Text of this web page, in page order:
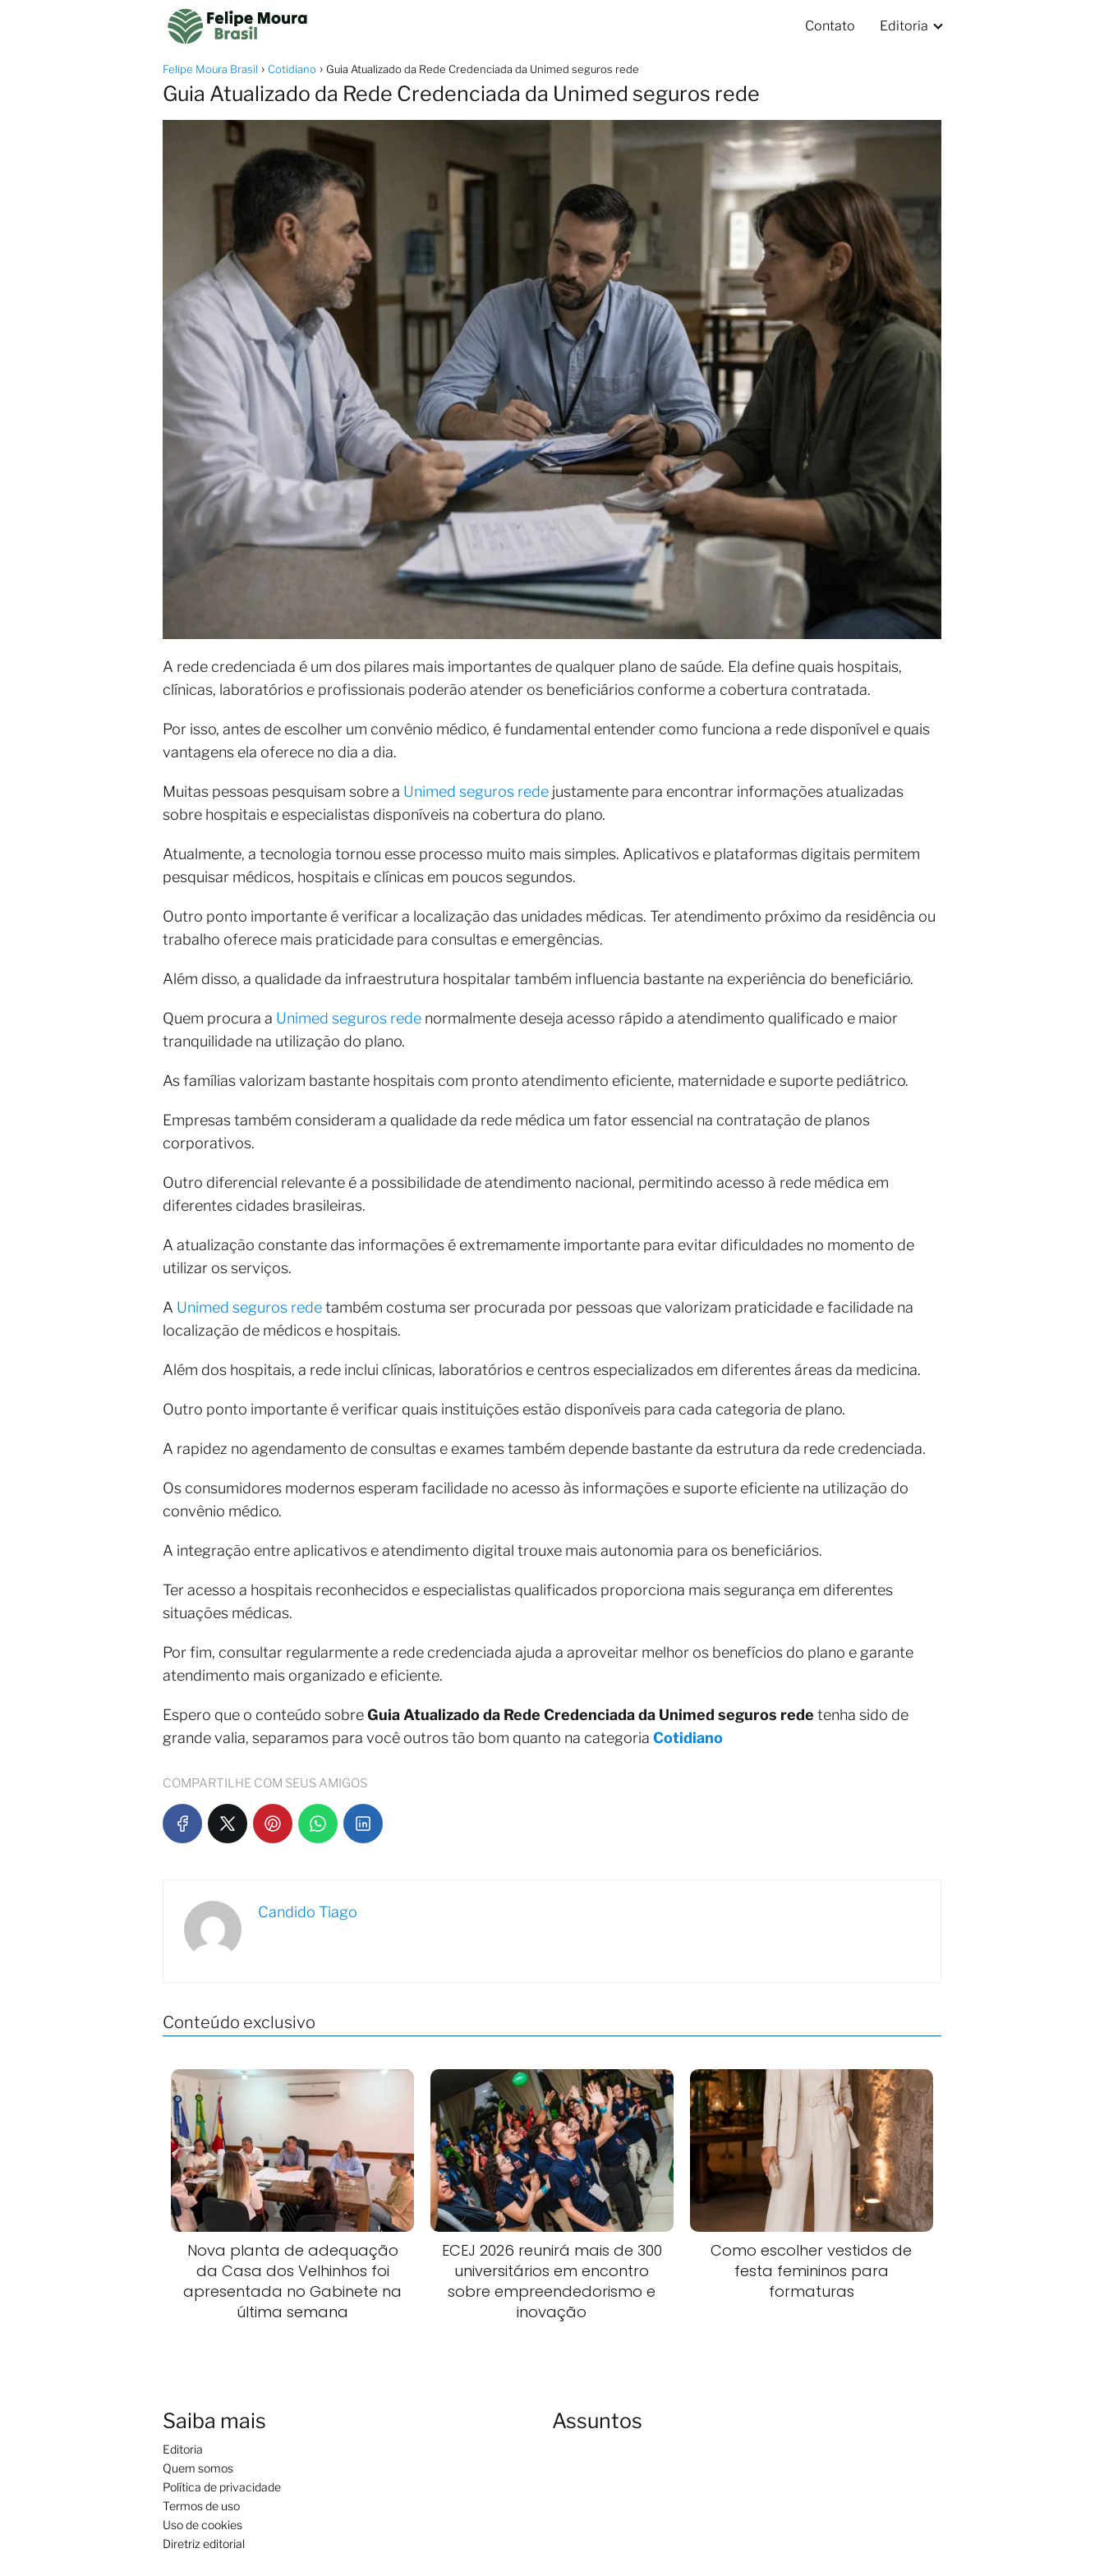
Contato Editoria
Felipe Moura Brasil Cotidiano Guia Atualizado da Rede Credenciada da Unimed seguros rede
Guia Atualizado da Rede Credenciada da Unimed seguros rede
A rede credenciada é um dos pilares mais importantes de qualquer plano de saúde. Ela define quais hospitais,
clínicas, laboratórios e profissionais poderão atender os beneficiários conforme a cobertura contratada.
Por isso, antes de escolher um convênio médico, é fundamental entender como funciona a rede disponível e quais
vantagens ela oferece no dia a dia.
Muitas pessoas pesquisam sobre a Unimed seguros rede justamente para encontrar informações atualizadas
sobre hospitais e especialistas disponíveis na cobertura do plano.
Atualmente, a tecnologia tornou esse processo muito mais simples. Aplicativos e plataformas digitais permitem
pesquisar médicos, hospitais e clínicas em poucos segundos.
Outro ponto importante é verificar a localização das unidades médicas. Ter atendimento próximo da residência ou
trabalho oferece mais praticidade para consultas e emergências.
Além disso, a qualidade da infraestrutura hospitalar também influencia bastante na experiência do beneficiário.
Quem procura a Unimed seguros rede normalmente deseja acesso rápido a atendimento qualificado e maior
tranquilidade na utilização do plano.
As famílias valorizam bastante hospitais com pronto atendimento eficiente, maternidade e suporte pediátrico.
Empresas também consideram a qualidade da rede médica um fator essencial na contratação de planos
corporativos.
Outro diferencial relevante é a possibilidade de atendimento nacional, permitindo acesso à rede médica em
diferentes cidades brasileiras.
A atualização constante das informações é extremamente importante para evitar dificuldades no momento de
utilizar os serviços.
A Unimed seguros redetambém costuma ser procurada por pessoas que valorizam praticidade e facilidade na
localização de médicos e hospitais.
Além dos hospitais, a rede inclui clínicas, laboratórios e centros especializados em diferentes áreas da medicina.
Outro ponto importante é verificar quais instituições estão disponíveis para cada categoria de plano.
A rapidez no agendamento de consultas e exames também depende bastante da estrutura da rede credenciada.
Os consumidores modernos esperam facilidade no acesso às informações e suporte eficiente na utilização do
convênio médico.
A integração entre aplicativos e atendimento digital trouxe mais autonomia para os beneficiários.
Ter acesso a hospitais reconhecidos e especialistas qualificados proporciona mais segurança em diferentes
situações médicas.
Por fim, consultar regularmente a rede credenciada ajuda a aproveitar melhor os benefícios do plano e garante
atendimento mais organizado e eficiente.
Espero que o conteúdo sobreGuia Atualizado da Rede Credenciada da Unimed seguros rede tenha sido de
grande valia, separamos para você outros tão bom quanto na categoria Cotidiano
COMPARTILHE COM SEUS AMIGOS
Candido Tiago
Conteúdo exclusivo
Nova planta de adequação
da Casa dos Velhinhos foi
apresentada no Gabinete na
última semana
ECEJ 2026 reunirá mais de 300
universitários em encontro
sobre empreendedorismo e
inovação
Como escolher vestidos de
festa femininos para
formaturas
Saiba mais
Editoria
Quem somos
Política de privacidade
Termos de uso
Uso de cookies
Diretriz editorial
Assuntos